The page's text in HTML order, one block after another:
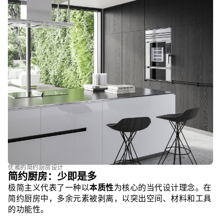
优雅的简约厨房设计
简约厨房：少即是多
极简主义代表了一种以本质性为核心的当代设计理念。在
简约厨房中，多余元素被剥离，以突出空间、材料和工具
的功能性。